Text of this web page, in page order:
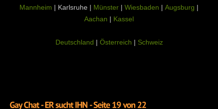
Mannheim | Karlsruhe | Münster | Wiesbaden | Augsburg |
Aachan | Kassel
Deutschland | Österreich | Schweiz